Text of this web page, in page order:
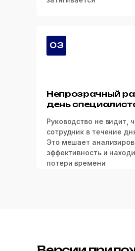
Непрозрачный
день
Руководство не видит,
сотрудник в течение
Это мешает
эффективность и
потери времени
03